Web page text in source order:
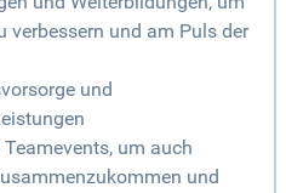
verbessern und am Puls der
und
um auch
und